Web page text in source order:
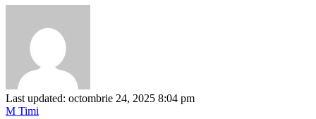
Last updated: octombrie 24, 2025 8:04 pm
M Timi